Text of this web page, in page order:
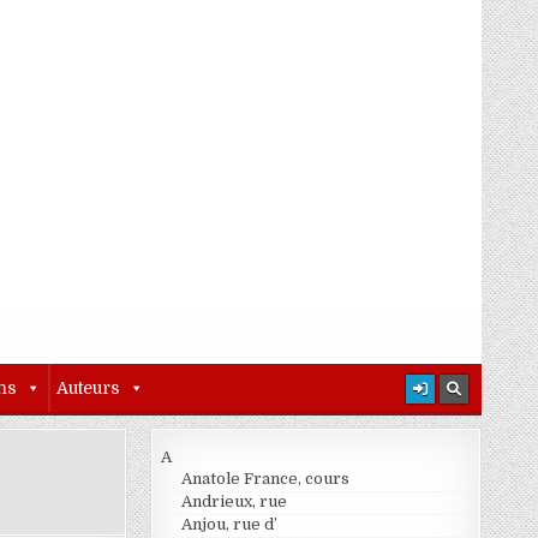
Auteurs
A
Anatole France, cours
Andrieux, rue
Anjou, rue d’